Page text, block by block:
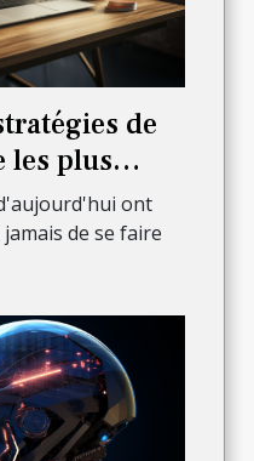
de
les plus
petites
ont
de se faire